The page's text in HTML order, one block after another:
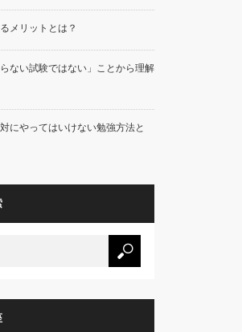
メリットとは？
ない試験ではない」ことから理解
にやってはいけない勉強方法と